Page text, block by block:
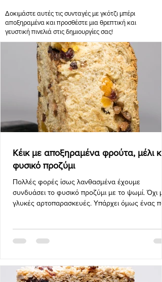
Δοκιμάστε αυτές τις συνταγές με γκότζι μπέρι
αποξηραμένα και προσθέστε μια θρεπτική και
γευστική πινελιά στις δημιουργίες σας!
Κέικ με αποξηραμένα φρούτα, μέλι
φυσικό προζύμι
Πολλές φορές ίσως λανθασμένα έχουμε
συνδυάσει το φυσικό προζύμι με το ψωμί. Όχι
γλυκές αρτοπαρασκευές. Υπάρχει όμως ένας πολύ